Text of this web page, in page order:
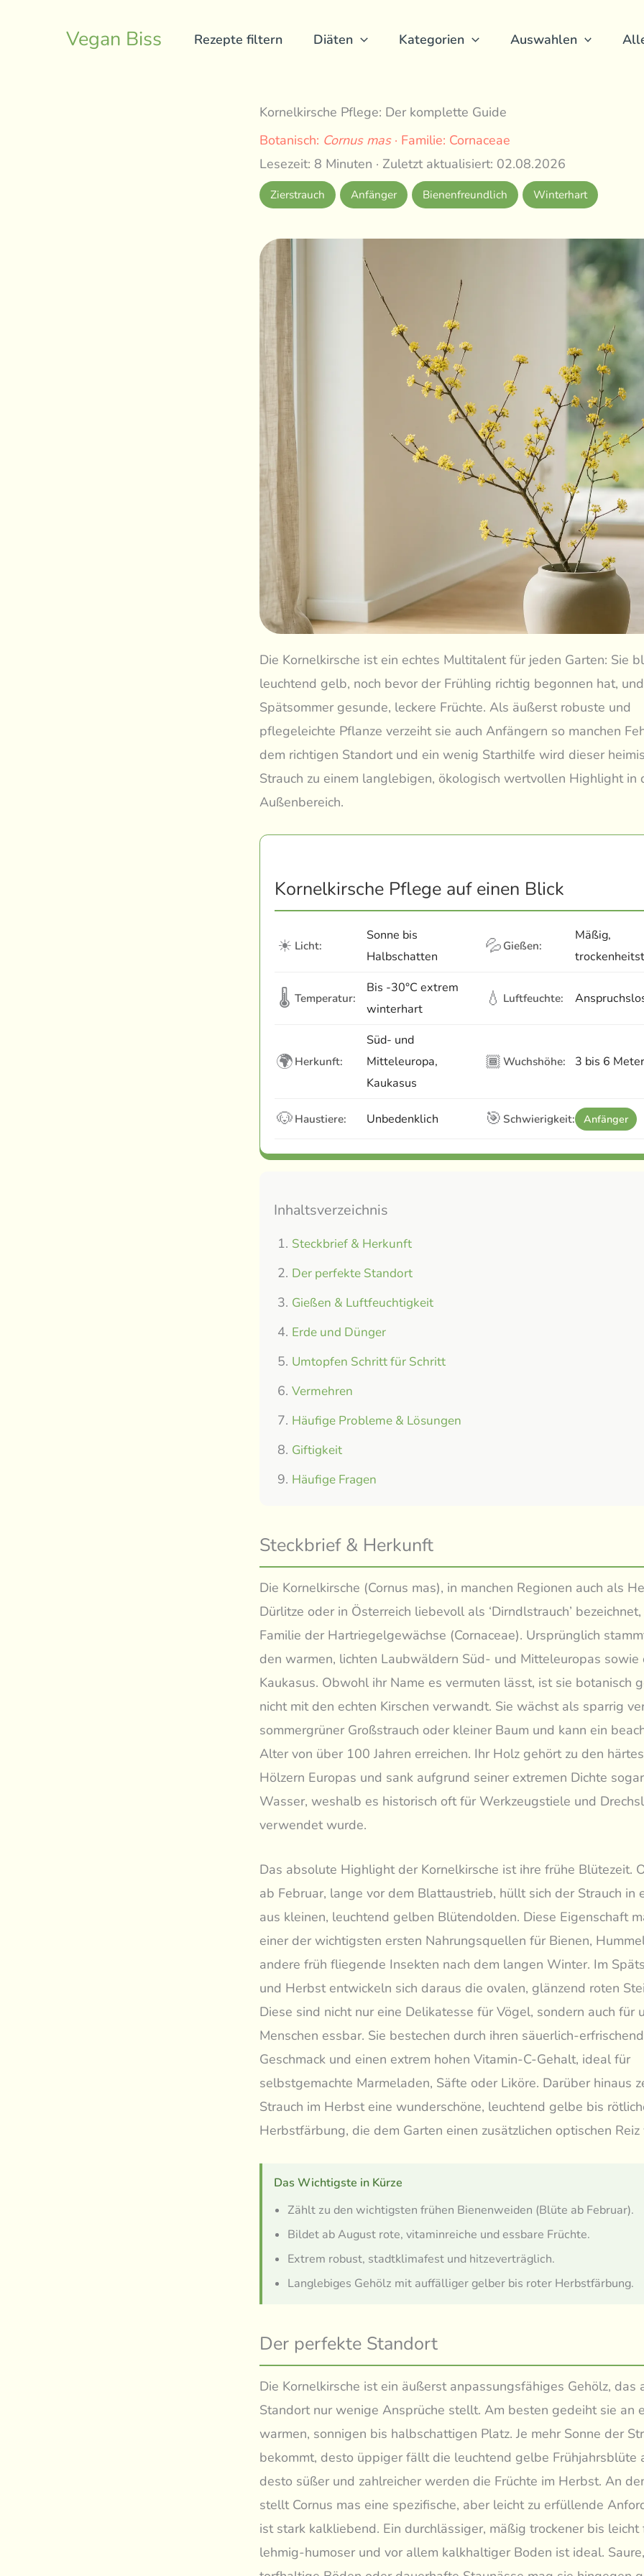
Vegan Biss Rezepte filtern Diäten Kategorien Auswahlen
Kornelkirsche Pflege: Der komplette Guide
Botanisch: Cornus mas· Familie: Cornaceae
Lesezeit: 8 Minuten · Zuletzt aktualisiert: 02.08.2026
Zierstrauch Anfänger Bienenfreundlich Winterhart
Die Kornelkirsche ist ein echtes Multitalent für jeden Garten: Sie
leuchtend gelb, noch bevor der Frühling richtig begonnen hat,
Spätsommer gesunde, leckere Früchte. Als äußerst robuste und
pflegeleichte Pflanze verzeiht sie auch Anfängern so manchen
dem richtigen Standort und ein wenig Starthilfe wird dieser
Strauch zu einem langlebigen, ökologisch wertvollen Highlight in
Außenbereich.
Kornelkirsche Pflege auf einen Blick
☀ Licht:
Sonne bis
Halbschatten
💦 Gießen:
Mäßig,
🌡 Temperatur:
Bis -30°C extrem
winterhart
💧 Luftfeuchte:
🌍 Herkunft:
Süd- und
Mitteleuropa,
Kaukasus
🏾 Wuchshöhe: 3 bis 6 Meter
🐶 Haustiere: Unbedenklich 🎯 Schwierigkeit: Anfänger
Inhaltsverzeichnis
Steckbrief & Herkunft
Der perfekte Standort
Gießen & Luftfeuchtigkeit
Erde und Dünger
Umtopfen Schritt für Schritt
Vermehren
Häufige Probleme & Lösungen
Giftigkeit
Häufige Fragen
Steckbrief & Herkunft
Die Kornelkirsche (Cornus mas), in manchen Regionen auch als
Dürlitze oder in Österreich liebevoll als ‘Dirndlstrauch’
Familie der Hartriegelgewächse (Cornaceae). Ursprünglich
den warmen, lichten Laubwäldern Süd- und Mitteleuropas sowie
Kaukasus. Obwohl ihr Name es vermuten lässt, ist sie botanisch
nicht mit den echten Kirschen verwandt. Sie wächst als sparrig
sommergrüner Großstrauch oder kleiner Baum und kann ein
Alter von über 100 Jahren erreichen. Ihr Holz gehört zu den
Hölzern Europas und sank aufgrund seiner extremen Dichte
Wasser, weshalb es historisch oft für Werkzeugstiele und
verwendet wurde.
Das absolute Highlight der Kornelkirsche ist ihre frühe Blütezeit.
ab Februar, lange vor dem Blattaustrieb, hüllt sich der Strauch in
aus kleinen, leuchtend gelben Blütendolden. Diese Eigenschaft
einer der wichtigsten ersten Nahrungsquellen für Bienen,
andere früh fliegende Insekten nach dem langen Winter. Im
und Herbst entwickeln sich daraus die ovalen, glänzend roten
Diese sind nicht nur eine Delikatesse für Vögel, sondern auch für
Menschen essbar. Sie bestechen durch ihren säuerlich-
Geschmack und einen extrem hohen Vitamin-C-Gehalt, ideal für
selbstgemachte Marmeladen, Säfte oder Liköre. Darüber hinaus
Strauch im Herbst eine wunderschöne, leuchtend gelbe bis
Herbstfärbung, die dem Garten einen zusätzlichen optischen Reiz
Das Wichtigste in Kürze
Zählt zu den wichtigsten frühen Bienenweiden (Blüte ab Februar).
Bildet ab August rote, vitaminreiche und essbare Früchte.
Extrem robust, stadtklimafest und hitzeverträglich.
Langlebiges Gehölz mit auffälliger gelber bis roter Herbstfärbung.
Der perfekte Standort
Die Kornelkirsche ist ein äußerst anpassungsfähiges Gehölz, das
Standort nur wenige Ansprüche stellt. Am besten gedeiht sie an
warmen, sonnigen bis halbschattigen Platz. Je mehr Sonne der
bekommt, desto üppiger fällt die leuchtend gelbe Frühjahrsblüte
desto süßer und zahlreicher werden die Früchte im Herbst. An
stellt Cornus mas eine spezifische, aber leicht zu erfüllende
ist stark kalkliebend. Ein durchlässiger, mäßig trockener bis leicht
lehmig-humoser und vor allem kalkhaltiger Boden ist ideal. Saure,